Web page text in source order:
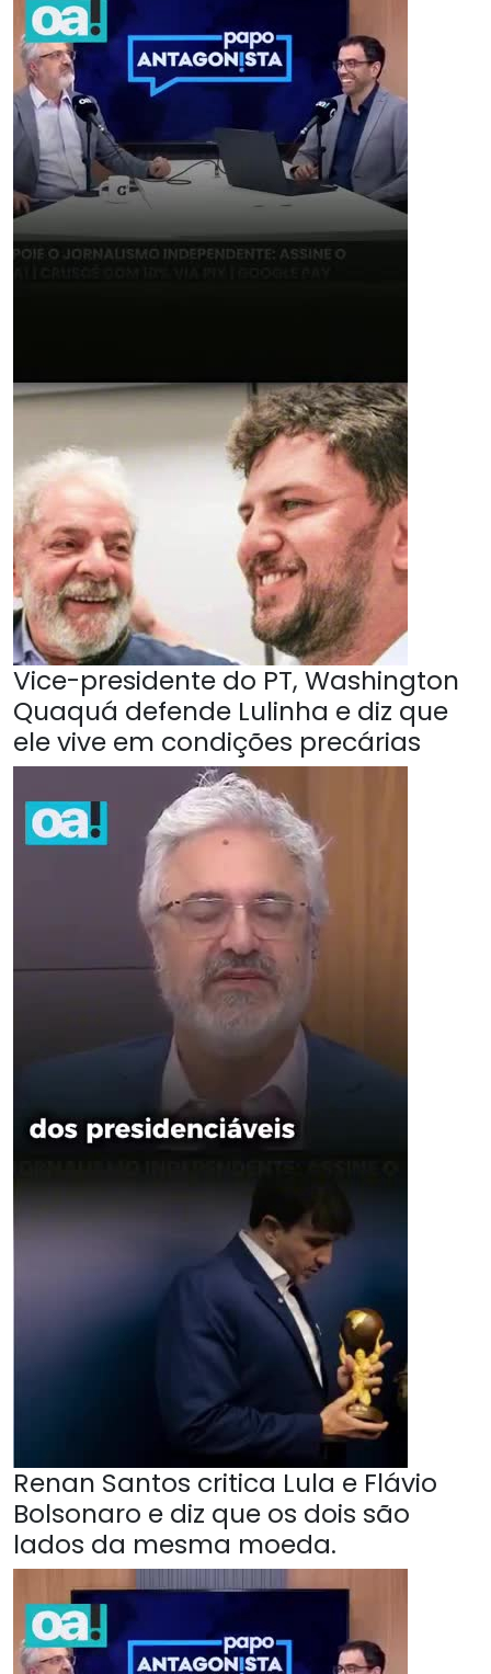
Vice-presidente do PT, Washington
Quaquá defende Lulinha e diz que
ele vive em condições precárias
Renan Santos critica Lula e Flávio
Bolsonaro e diz que os dois são
lados da mesma moeda.